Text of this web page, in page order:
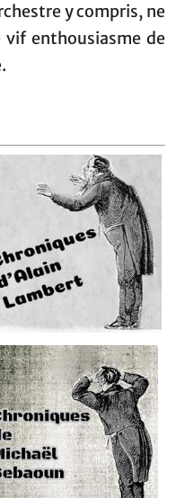
y compris, ne
enthousiasme de